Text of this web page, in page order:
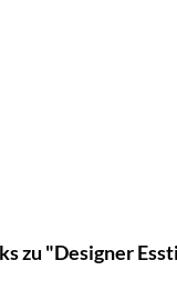
zu "Designer